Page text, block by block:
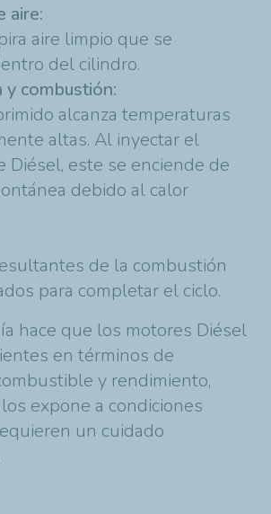
aire:
aire limpio que se
del cilindro.
y combustión:
alcanza temperaturas
altas. Al inyectar el
Diésel, este se enciende de
debido al calor
de la combustión
para completar el ciclo.
hace que los motores Diésel
en términos de
y rendimiento,
expone a condiciones
un cuidado